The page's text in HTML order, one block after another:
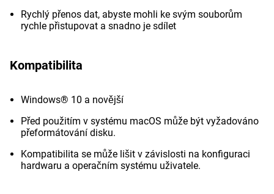
Rychlý přenos dat, abyste mohli ke svým souborům
rychle přistupovat a snadno je sdílet
Kompatibilita
Windows® 10 a novější
Před použitím v systému macOS může být vyžadováno
přeformátování disku.
Kompatibilita se může lišit v závislosti na konfiguraci
hardwaru a operačním systému uživatele.